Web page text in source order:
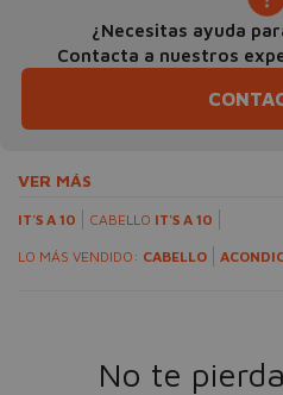
¿Necesitas ayuda
Contacta a nuestros
VER MÁS
IT'S A 10 CABELLO IT'S A 10
LO MÁS VENDIDO: CABELLO
No te